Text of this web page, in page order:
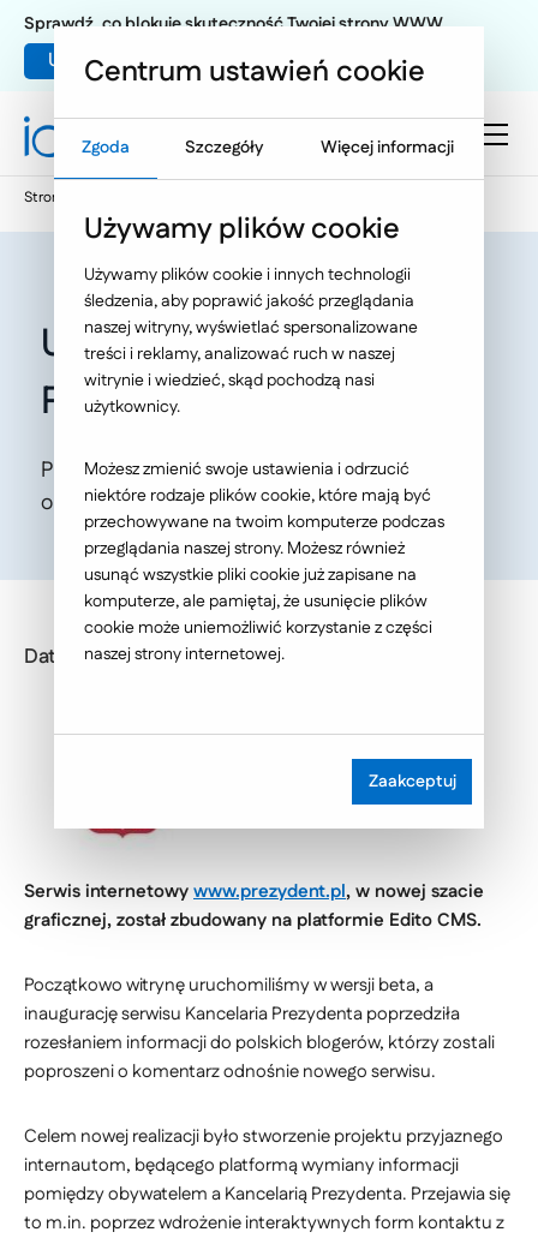
Umów warsztat UX
Sprawdź, co blokuje skuteczność Twojej strony WWW
Strona główna
Uruchomiliśmy serwis
Prezydent.pl
Platforma wymiany informacji pomiędzy
obywatelem a Kancelarią Prezydenta.
Data publikacji: 2009-11-10
Serwis internetowywww.prezydent.pl, w nowej szacie
graficznej, został zbudowany na platformie Edito CMS.
Początkowo witrynę uruchomiliśmy w wersji beta, a
inaugurację serwisu Kancelaria Prezydenta poprzedziła
rozesłaniem informacji do polskich blogerów, którzy zostali
poproszeni o komentarz odnośnie nowego serwisu.
Celem nowej realizacji było stworzenie projektu przyjaznego
internautom, będącego platformą wymiany informacji
pomiędzy obywatelem a Kancelarią Prezydenta. Przejawia się
to m.in. poprzez wdrożenie interaktywnych form kontaktu z
Centrum ustawień cookie
Zgoda Szczegóły Więcej informacji
Używamy plików cookie
Używamy plików cookie i innych technologii
śledzenia, aby poprawić jakość przeglądania
naszej witryny, wyświetlać spersonalizowane
treści i reklamy, analizować ruch w naszej
witrynie i wiedzieć, skąd pochodzą nasi
użytkownicy.
Możesz zmienić swoje ustawienia i odrzucić
niektóre rodzaje plików cookie, które mają być
przechowywane na twoim komputerze podczas
przeglądania naszej strony. Możesz również
usunąć wszystkie pliki cookie już zapisane na
komputerze, ale pamiętaj, że usunięcie plików
cookie może uniemożliwić korzystanie z części
naszej strony internetowej.
Zaakceptuj